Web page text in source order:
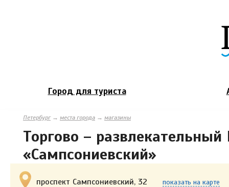
Город для туриста
Петербург→ места города → магазины
Торгово –
«Сампсониевский»
проспект Сампсониевский, 32 показать на карте